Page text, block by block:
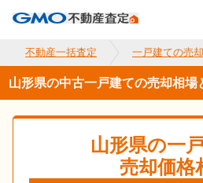
不動産一括査定 一戸建ての売
山形県の中古一戸建ての売却相場
山形県の一
売却価格